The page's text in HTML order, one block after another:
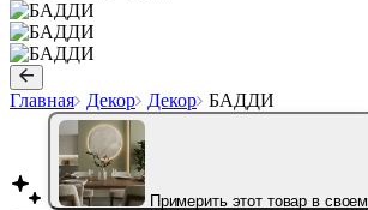
Главная Декор Декор БАДДИ
Примерить этот товар в своем